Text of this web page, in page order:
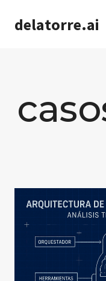
delatorre.ai